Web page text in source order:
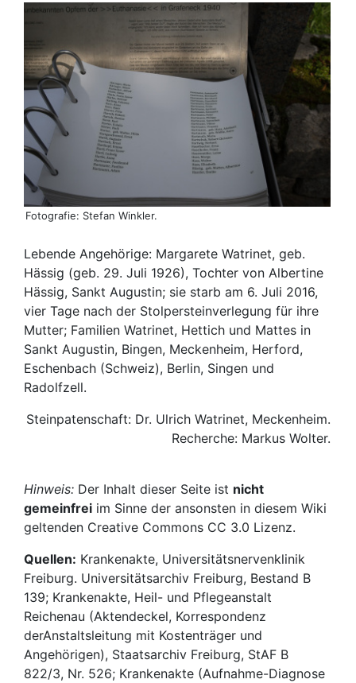
Fotografie: Stefan Winkler.
Lebende Angehörige: Margarete Watrinet, geb.
Hässig (geb. 29. Juli 1926), Tochter von Albertine
Hässig, Sankt Augustin; sie starb am 6. Juli 2016,
vier Tage nach der Stolpersteinverlegung für ihre
Mutter; Familien Watrinet, Hettich und Mattes in
Sankt Augustin, Bingen, Meckenheim, Herford,
Eschenbach (Schweiz), Berlin, Singen und
Radolfzell.
Steinpatenschaft: Dr. Ulrich Watrinet, Meckenheim.
Recherche: Markus Wolter.
Hinweis: Der Inhalt dieser Seite ist nicht
gemeinfrei im Sinne der ansonsten in diesem Wiki
geltenden Creative Commons CC 3.0 Lizenz.
Quellen: Krankenakte, Universitätsnervenklinik
Freiburg. Universitätsarchiv Freiburg, Bestand B
139; Krankenakte, Heil- und Pflegeanstalt
Reichenau (Aktendeckel, Korrespondenz
derAnstaltsleitung mit Kostenträger und
Angehörigen), Staatsarchiv Freiburg, StAF B
822/3, Nr. 526; Krankenakte (Aufnahme-Diagnose